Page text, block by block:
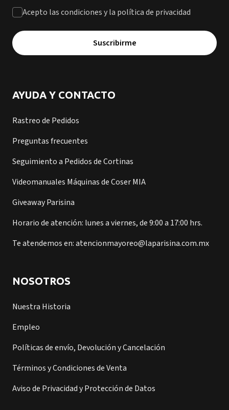
Acepto las condiciones y la política de privacidad
Suscribirme
AYUDA Y CONTACTO
Rastreo de Pedidos
Preguntas frecuentes
Seguimiento a Pedidos de Cortinas
Videomanuales Máquinas de Coser MIA
Giveaway Parisina
Horario de atención: lunes a viernes, de 9:00 a 17:00 hrs.
Te atendemos en: atencionmayoreo@laparisina.com.mx
NOSOTROS
Nuestra Historia
Empleo
Políticas de envío, Devolución y Cancelación
Términos y Condiciones de Venta
Aviso de Privacidad y Protección de Datos